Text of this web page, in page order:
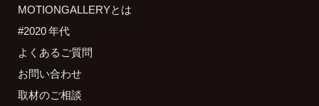
MOTIONGALLERYとは
#2020 年代
よくあるご質問
お問い合わせ
取材のご相談